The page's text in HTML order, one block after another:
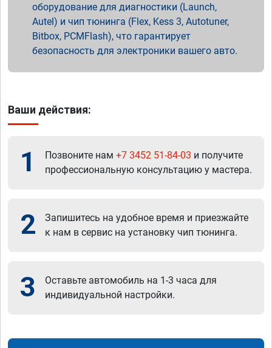
оборудование для диагностики (Launch,
Autel) и чип тюнинга (Flex, Kess 3, Autotuner,
Bitbox, PCMFlash), что гарантирует
безопасность для электроники вашего авто.
Ваши действия:
1 Позвоните нам +7 3452 51-84-03 и получите
профессиональную консультацию у мастера.
2
Запишитесь на удобное время и приезжайте
к нам в сервис на установку чип тюнинга.
3
Оставьте автомобиль на 1-3 часа для
индивидуальной настройки.